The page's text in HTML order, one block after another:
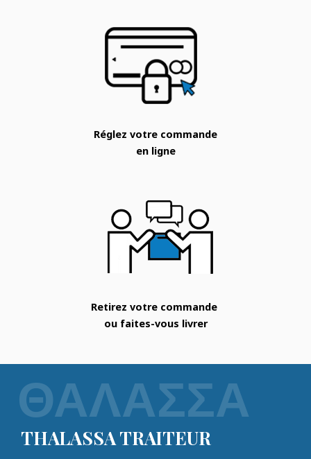
Réglez votre commande
en ligne
Retirez votre commande
ou faites-vous livrer
THALASSA TRAITEUR